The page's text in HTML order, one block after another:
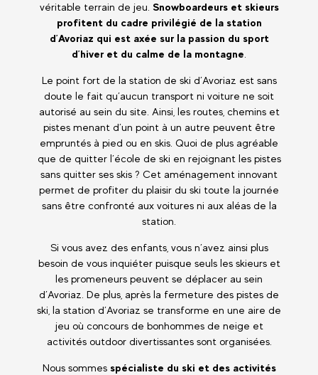
véritable terrain de jeu. Snowboardeurs et skieurs
profitent du cadre privilégié de la station
d’Avoriaz qui est axée sur la passion du sport
d’hiver et du calme de la montagne
Le point fort de la station de ski d’Avoriaz est sans
doute le fait qu’aucun transport ni voiture ne soit
autorisé au sein du site. Ainsi, les routes, chemins et
pistes menant d’un point à un autre peuvent être
empruntés à pied ou en skis. Quoi de plus agréable
que de quitter l’école de ski en rejoignant les pistes
sans quitter ses skis ? Cet aménagement innovant
permet de profiter du plaisir du ski toute la journée
sans être confronté aux voitures ni aux aléas de la
station.
Si vous avez des enfants, vous n’avez ainsi plus
besoin de vous inquiéter puisque seuls les skieurs et
les promeneurs peuvent se déplacer au sein
d’Avoriaz. De plus, après la fermeture des pistes de
ski, la station d’Avoriaz se transforme en une aire de
jeu où concours de bonhommes de neige et
activités outdoor divertissantes sont organisées.
Nous sommes spécialiste du ski et des activités